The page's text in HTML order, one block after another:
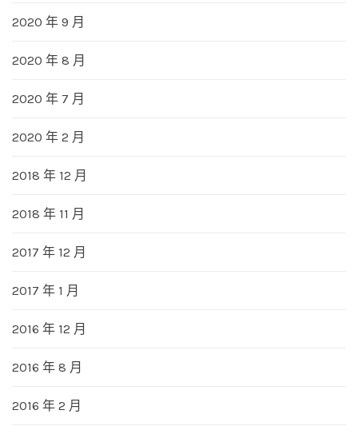
2020 年 9 月
2020 年 8 月
2020 年 7 月
2020 年 2 月
2018 年 12 月
2018 年 11 月
2017 年 12 月
2017 年 1 月
2016 年 12 月
2016 年 8 月
2016 年 2 月